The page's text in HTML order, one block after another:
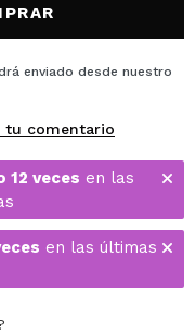
enviado desde nuestro
tu comentario
12 veces en las
en las últimas